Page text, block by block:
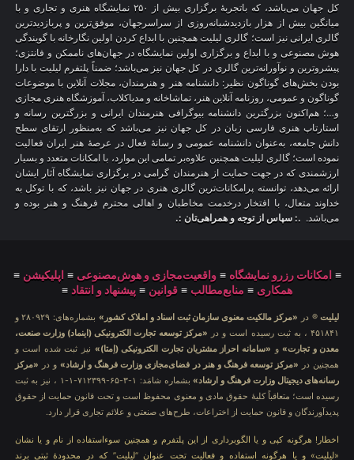
کل جهان می‌باشد، که باتجربهٔ برگزاری بیش از ۲۵۰ نمایشگاه هنری و تجاری و با
میانگین بیش از هزار بازدیدشبانه‌روزی از سراسرجهان، موفق‌ترین و پربازدیدترین
گالری ایرانی نیز است؛ گالری لیلیت همچنین با ابداع کردن اولین نگارخانه با گویندگی
هوش مصنوعی و با ابداع و برگزاری اولین نمایشگاه در جهان‌های ناممکن و فانتزی؛
پیشروترین و نوآورانه‌ترین گالری در کل جهان نیز می‌باشد؛ ضمناً پلتفرم لیلیت با دارا
بودن بخش‌های گوناگون نظیر: دانشنامه هنر و هنرمندان، مجلات آنلاین با موضوعات
گوناگون و عمومی، روزنامه آنلاین هنر، تماشاخانه و مدیاکلاب، آموزشگاه هنری مجازی
و…؛ هم‌اکنون بزرگترین دانشنامه بیوگرافی هنرمندان ایرانی و بزرگترین رسانه و
استارتاپ هنری فارسی زبان در کل جهان نیز می‌باشد که به‌منظور ارتقای سطح
دانش جامعه، به‌عنوان دانشنامه عمومی و رسانهٔ فعال در عرصهٔ هنر ایران فعالیت
نموده است؛ گالری لیلیت همچنین علاوه‌بر تمامی این موارد، با امکانات متعدد و بسیار
ارزشمندی که در جهت حمایت از هنرمندان گرامی در برگزاری نمایشگاه آثار ایشان
ارائه می‌دهد، توانسته پرامکانات‌ترین گالری هنری در جهان نیز باشد، که با توکل به
خداوند متعال، با افتخار درخدمت مخاطبان و اهالی محترم فرهنگ و هنر بوده و
می‌باشد. .: سپاس از توجه و همراهی‌تان :.
≡ امکانات رزرو نمایشگاه ≡واقعیت‌مجازی و هوش‌مصنوعی ≡ اپلیکیشن ≡
همکاری ≡ منابع‌مطالب ≡ قوانین ≡ پیشنهاد و انتقاد ≡
لیلیت® در «مرکز مالکیت معنوی سازمان ثبت اسناد و املاک کشور»
بشماره‌های: ۲۸۰۹۲۹ و
۴۵۱۸۴۱ ، به ثبت رسیده است و در
«مرکز توسعه تجارت الکترونیکی (اینماد) وزارت صنعت،
معدن و تجارت»و «سامانه احراز مشتریان تجارت الکترونیکی (اِمتا)» نیز ثبت شده است و
همچنین در «مرکز توسعه فرهنگ و هنر در فضای‌مجازی وزارت فرهنگ و ارشاد» و در «مرکز
رسانه‌های دیجیتال وزارت فرهنگ و ارشاد»
بشماره شامَد: ۱-۳-۶۵-۷۱۲۳۹۹-۱-۱ ، نیز به ثبت
رسیده است؛ متعاقباً کلیهٔ حقوق مادی و معنوی محفوظ است و تحت قانون حمایت از حقوق
پدیدآورندگان و قانون حمایت از اختراعات، طرح‌های صنعتی و علائم تجاری قرار دارد.
اخطار! هرگونه کپی و یا الگوبرداری از این پلتفرم و همچنین سوءاستفاده از نام و یا نشان
«لیلیت» و یا هرگونه استفاده و فعالیت تحت عنوان “لیلیت” که در محدودهٔ ثبتی برند